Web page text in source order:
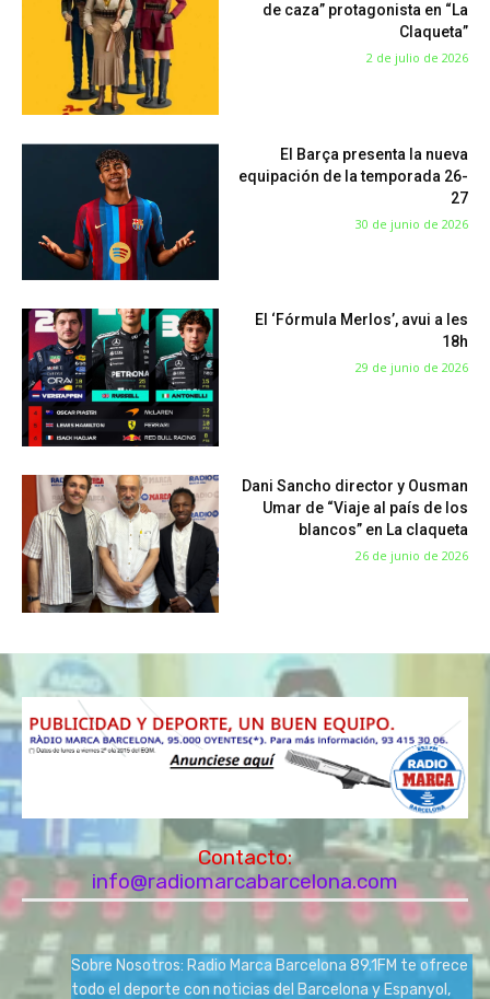
de caza” protagonista en “La
Claqueta”
2 de julio de 2026
El Barça presenta la nueva
equipación de la temporada 26-
27
30 de junio de 2026
El ‘Fórmula Merlos’, avui a les
18h
29 de junio de 2026
Dani Sancho director y Ousman
Umar de “Viaje al país de los
blancos” en La claqueta
26 de junio de 2026
Contacto:
info@radiomarcabarcelona.com
Sobre Nosotros: Radio Marca Barcelona 89.1FM te ofrece
todo el deporte con noticias del Barcelona y Espanyol,